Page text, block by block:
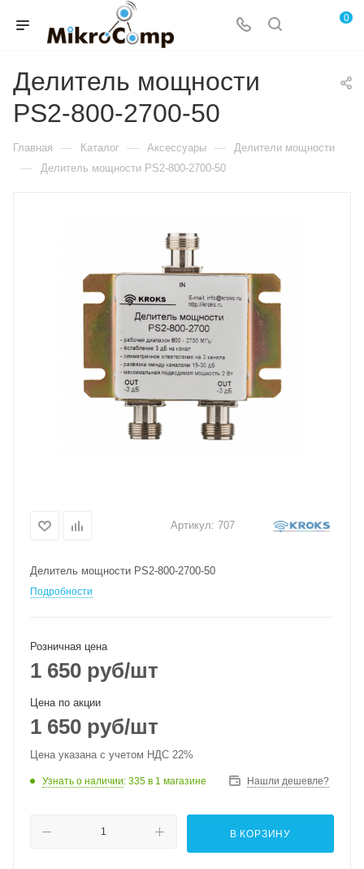
0
Делитель мощности
PS2-800-2700-50
Главная — Каталог — Аксессуары — Делители мощности
— Делитель мощности PS2-800-2700-50
Артикул: 707
Делитель мощности PS2-800-2700-50
Подробности
Розничная цена
1 650 руб/шт
Цена по акции
1 650 руб/шт
Цена указана с учетом НДС 22%
Узнать о наличии: 335 в 1 магазине Нашли дешевле?
В КОРЗИНУ